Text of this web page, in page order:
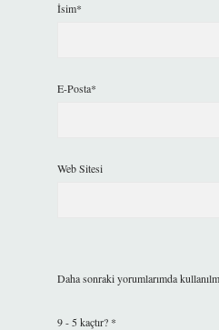
İsim*
E-Posta*
Web Sitesi
Daha sonraki yorumlarımda
9 - 5 kaçtır? *